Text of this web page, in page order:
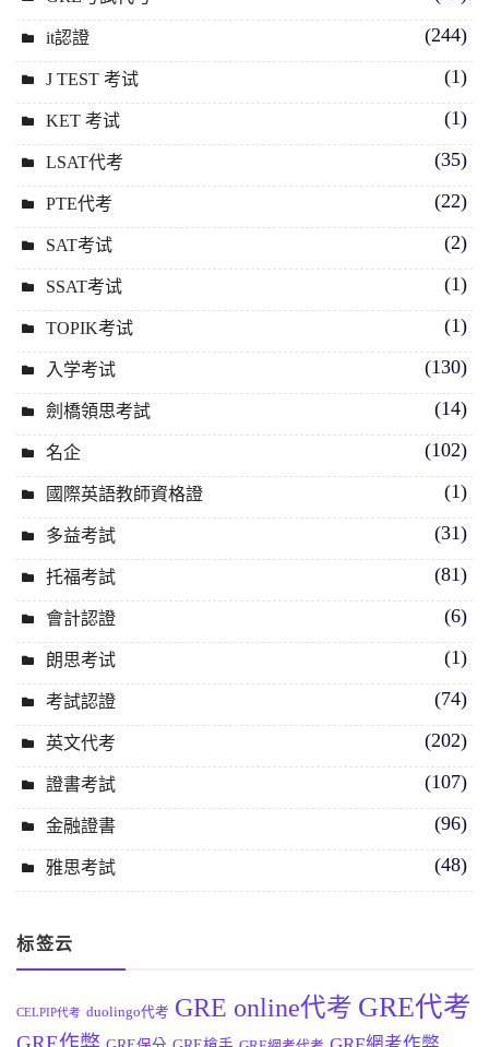
it認證 (244)
J TEST 考试 (1)
KET 考试 (1)
LSAT代考 (35)
PTE代考 (22)
SAT考试 (2)
SSAT考试 (1)
TOPIK考试 (1)
入学考试 (130)
劍橋領思考試 (14)
名企 (102)
國際英語教師資格證 (1)
多益考試 (31)
托福考試 (81)
會計認證 (6)
朗思考试 (1)
考試認證 (74)
英文代考 (202)
證書考試 (107)
金融證書 (96)
雅思考試 (48)
标签云
CELPIP代考 duolingo代考 GRE online代考 GRE代考